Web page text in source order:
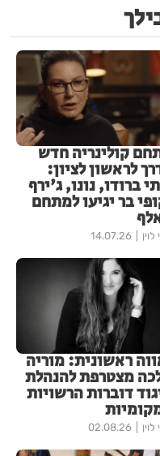
קולינריה חדש
לראשון לציון:
ברודו, נונו, ג'ירף
בר יגיעו למתחם
14.07.26
ראשונית: מוריה
מצטרפת להנהלת
דוברות הרשויות
02.08.26